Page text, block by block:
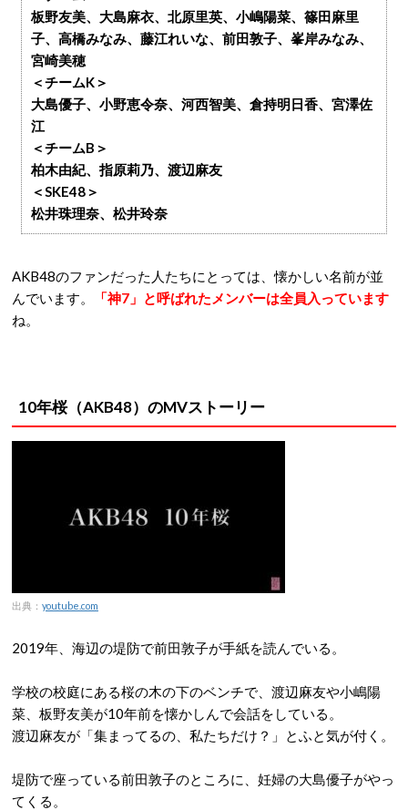
板野友美、大島麻衣、北原里英、小嶋陽菜、篠田麻里
子、高橋みなみ、藤江れいな、前田敦子、峯岸みなみ、
宮崎美穂
＜チームK＞
大島優子、小野恵令奈、河西智美、倉持明日香、宮澤佐
江
＜チームB＞
柏木由紀、指原莉乃、渡辺麻友
＜SKE48＞
松井珠理奈、松井玲奈
AKB48のファンだった人たちにとっては、懐かしい名前が並
んでいます。
「神7」と呼ばれたメンバーは全員入っています
ね。
10年桜（AKB48）のMVストーリー
出典： youtube.com
2019年、海辺の堤防で前田敦子が手紙を読んでいる。
学校の校庭にある桜の木の下のベンチで、渡辺麻友や小嶋陽
菜、板野友美が10年前を懐かしんで会話をしている。
渡辺麻友が「集まってるの、私たちだけ？」とふと気が付く。
堤防で座っている前田敦子のところに、妊婦の大島優子がやっ
てくる。